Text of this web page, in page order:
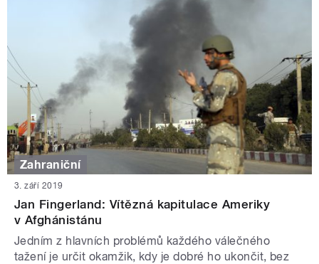
Zahraniční
3. září 2019
Jan Fingerland: Vítězná kapitulace Ameriky
v Afghánistánu
Jedním z hlavních problémů každého válečného
tažení je určit okamžik, kdy je dobré ho ukončit, bez